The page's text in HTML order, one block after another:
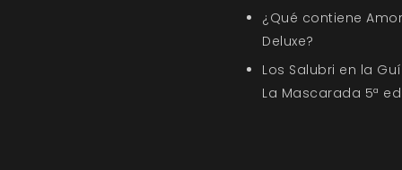
¿Qué contiene
Deluxe?
Los Salubri en la
La Mascarada 5ª